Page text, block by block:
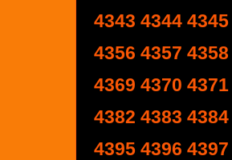
4343 4344 4345
4356 4357 4358
4369 4370 4371
4382 4383 4384
4395 4396 4397